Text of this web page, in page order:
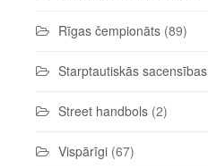
Rīgas čempionāts (89)
Starptautiskās sacensības
Street handbols (2)
Vispārīgi (67)